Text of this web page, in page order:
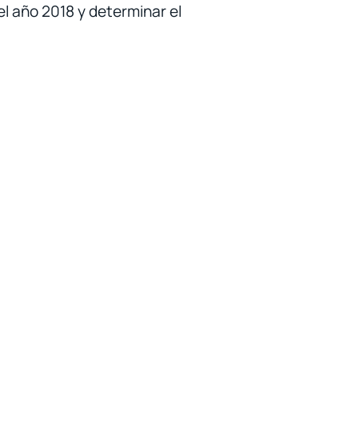
año 2018 y determinar el